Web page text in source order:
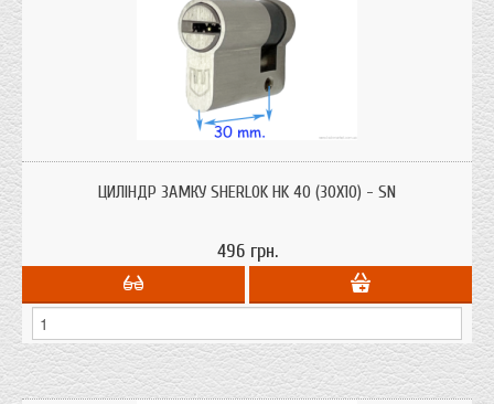
захисту від висвердлювання, від вибивання.
ЦИЛІНДР ЗАМКУ SHERLOK HK 40 (30Х10) - SN
496 грн.